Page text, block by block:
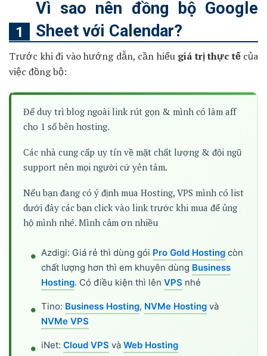
Vì sao nên đồng bộ Google
Sheet với Calendar?
Trước khi đi vào hướng dẫn, cần hiểu giá trị thực tếcủa
việc đồng bộ:
Để duy trì blog ngoài link rút gọn & mình có làm aff
cho 1 số bên hosting.
Các nhà cung cấp uy tín về mặt chất lượng & đội ngũ
support nên mọi người cứ yên tâm.
Nếu bạn đang có ý định mua Hosting, VPS mình có list
dưới đây các bạn click vào link trước khi mua để ủng
hộ mình nhé. Mình cảm ơn nhiều
Azdigi: Giá rẻ thì dùng gói Pro Gold Hosting còn
chất lượng hơn thì em khuyên dùng Business
Hosting. Có điều kiện thì lên VPS nhé
Tino: Business Hosting, NVMe Hosting và
NVMe VPS
iNet: Cloud VPS và Web Hosting